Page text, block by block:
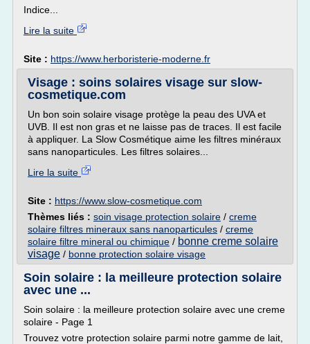
Indice...
Lire la suite
Site : https://www.herboristerie-moderne.fr
Visage : soins solaires visage sur slow-
cosmetique.com
Un bon soin solaire visage protège la peau des UVA et
UVB. Il est non gras et ne laisse pas de traces. Il est facile
à appliquer. La Slow Cosmétique aime les filtres minéraux
sans nanoparticules. Les filtres solaires...
Lire la suite
Site : https://www.slow-cosmetique.com
Thèmes liés : soin visage protection solaire / creme
solaire filtres mineraux sans nanoparticules / creme
solaire filtre mineral ou chimique / bonne creme solaire
visage / bonne protection solaire visage
Soin solaire : la meilleure protection solaire
avec une ...
Soin solaire : la meilleure protection solaire avec une creme
solaire - Page 1
Trouvez votre protection solaire parmi notre gamme de lait,